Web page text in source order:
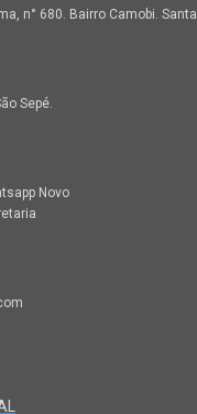
n° 680. Bairro Camobi. Santa
Sepé.
Novo